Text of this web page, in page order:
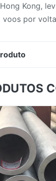
Kong,
voos por
316 316L
(Mo),